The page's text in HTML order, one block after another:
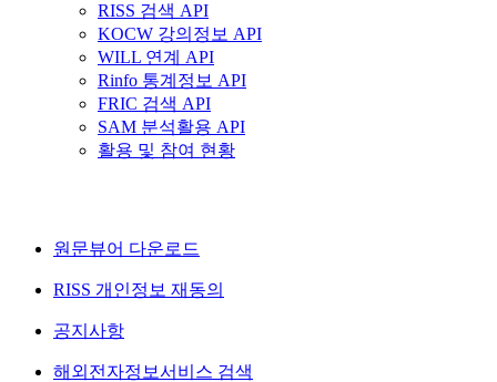
RISS 검색 API
KOCW 강의정보 API
WILL 연계 API
Rinfo 통계정보 API
FRIC 검색 API
SAM 분석활용 API
활용 및 참여 현황
원문뷰어 다운로드
RISS 개인정보 재동의
공지사항
해외전자정보서비스 검색